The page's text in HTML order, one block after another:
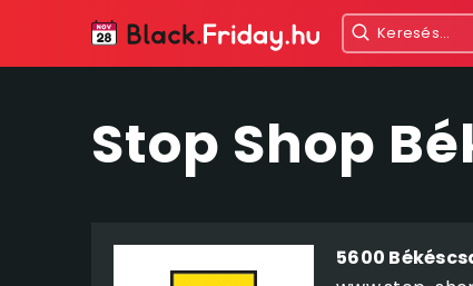
Stop Shop
5600